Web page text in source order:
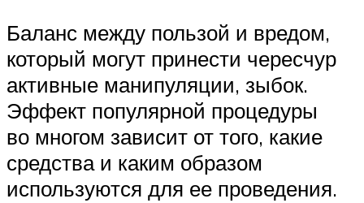
Баланс между пользой и вредом,
который могут принести чересчур
активные манипуляции, зыбок.
Эффект популярной процедуры
во многом зависит от того, какие
средства и каким образом
используются для ее проведения.